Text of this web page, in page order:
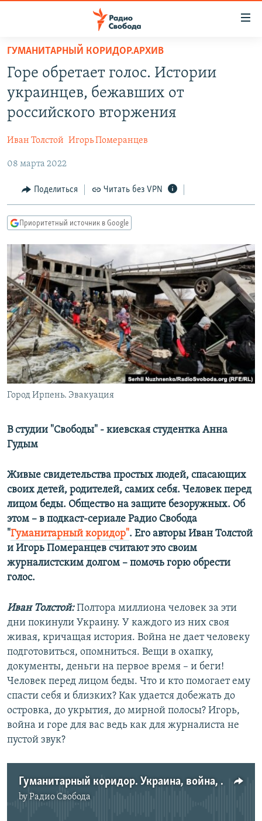
упрощенного
доступа
основному
Вернутся
навигации
Вернутся
поиску
ПРОГРАММЫ
ПОДКАСТЫ
АВТОРСКИЕ ПРОЕКТЫ
МНЕНИЯ
КУЛЬТУРА
IDEL.РЕАЛИИ
СЕВЕР.РЕАЛИИ
СИБИРЬ.РЕАЛИИ
РАСПИСАНИЕ ВЕЩАНИЯ
ПОДПИШИТЕСЬ НА РАССЫЛКУ
СОЦИАЛЬНЫЕ СЕТИ
ГУМАНИТАРНЫЙ КОРИДОР.АРХИВ
Горе обретает голос. Истории
украинцев, бежавших от
российского вторжения
Иван Толстой Игорь Померанцев
08 марта 2022
Поделиться Читать без VPN
Приоритетный источник в Google
Город Ирпень. Эвакуация
В студии "Свободы" - киевская студентка Анна
Гудым
Живые свидетельства простых людей, спасающих
своих детей, родителей, самих себя. Человек перед
лицом беды. Общество на защите безоружных. Об
этом – в подкаст-сериале Радио Свобода
"Гуманитарный коридор". Его авторы Иван Толстой
и Игорь Померанцев считают это своим
журналистским долгом – помочь горю обрести
голос.
Иван Толстой:Полтора миллиона человек за эти
дни покинули Украину. У каждого из них своя
живая, кричащая история. Война не дает человеку
подготовиться, опомниться. Вещи в охапку,
документы, деньги на первое время – и беги!
Человек перед лицом беды. Что и кто помогает ему
спасти себя и близких? Как удается добежать до
островка, до укрытия, до мирной полосы? Игорь,
война и горе для вас ведь как для журналиста не
пустой звук?
Гуманитарный коридор. Украина, война, беженцы
byРадио Свобода
No media source currently available